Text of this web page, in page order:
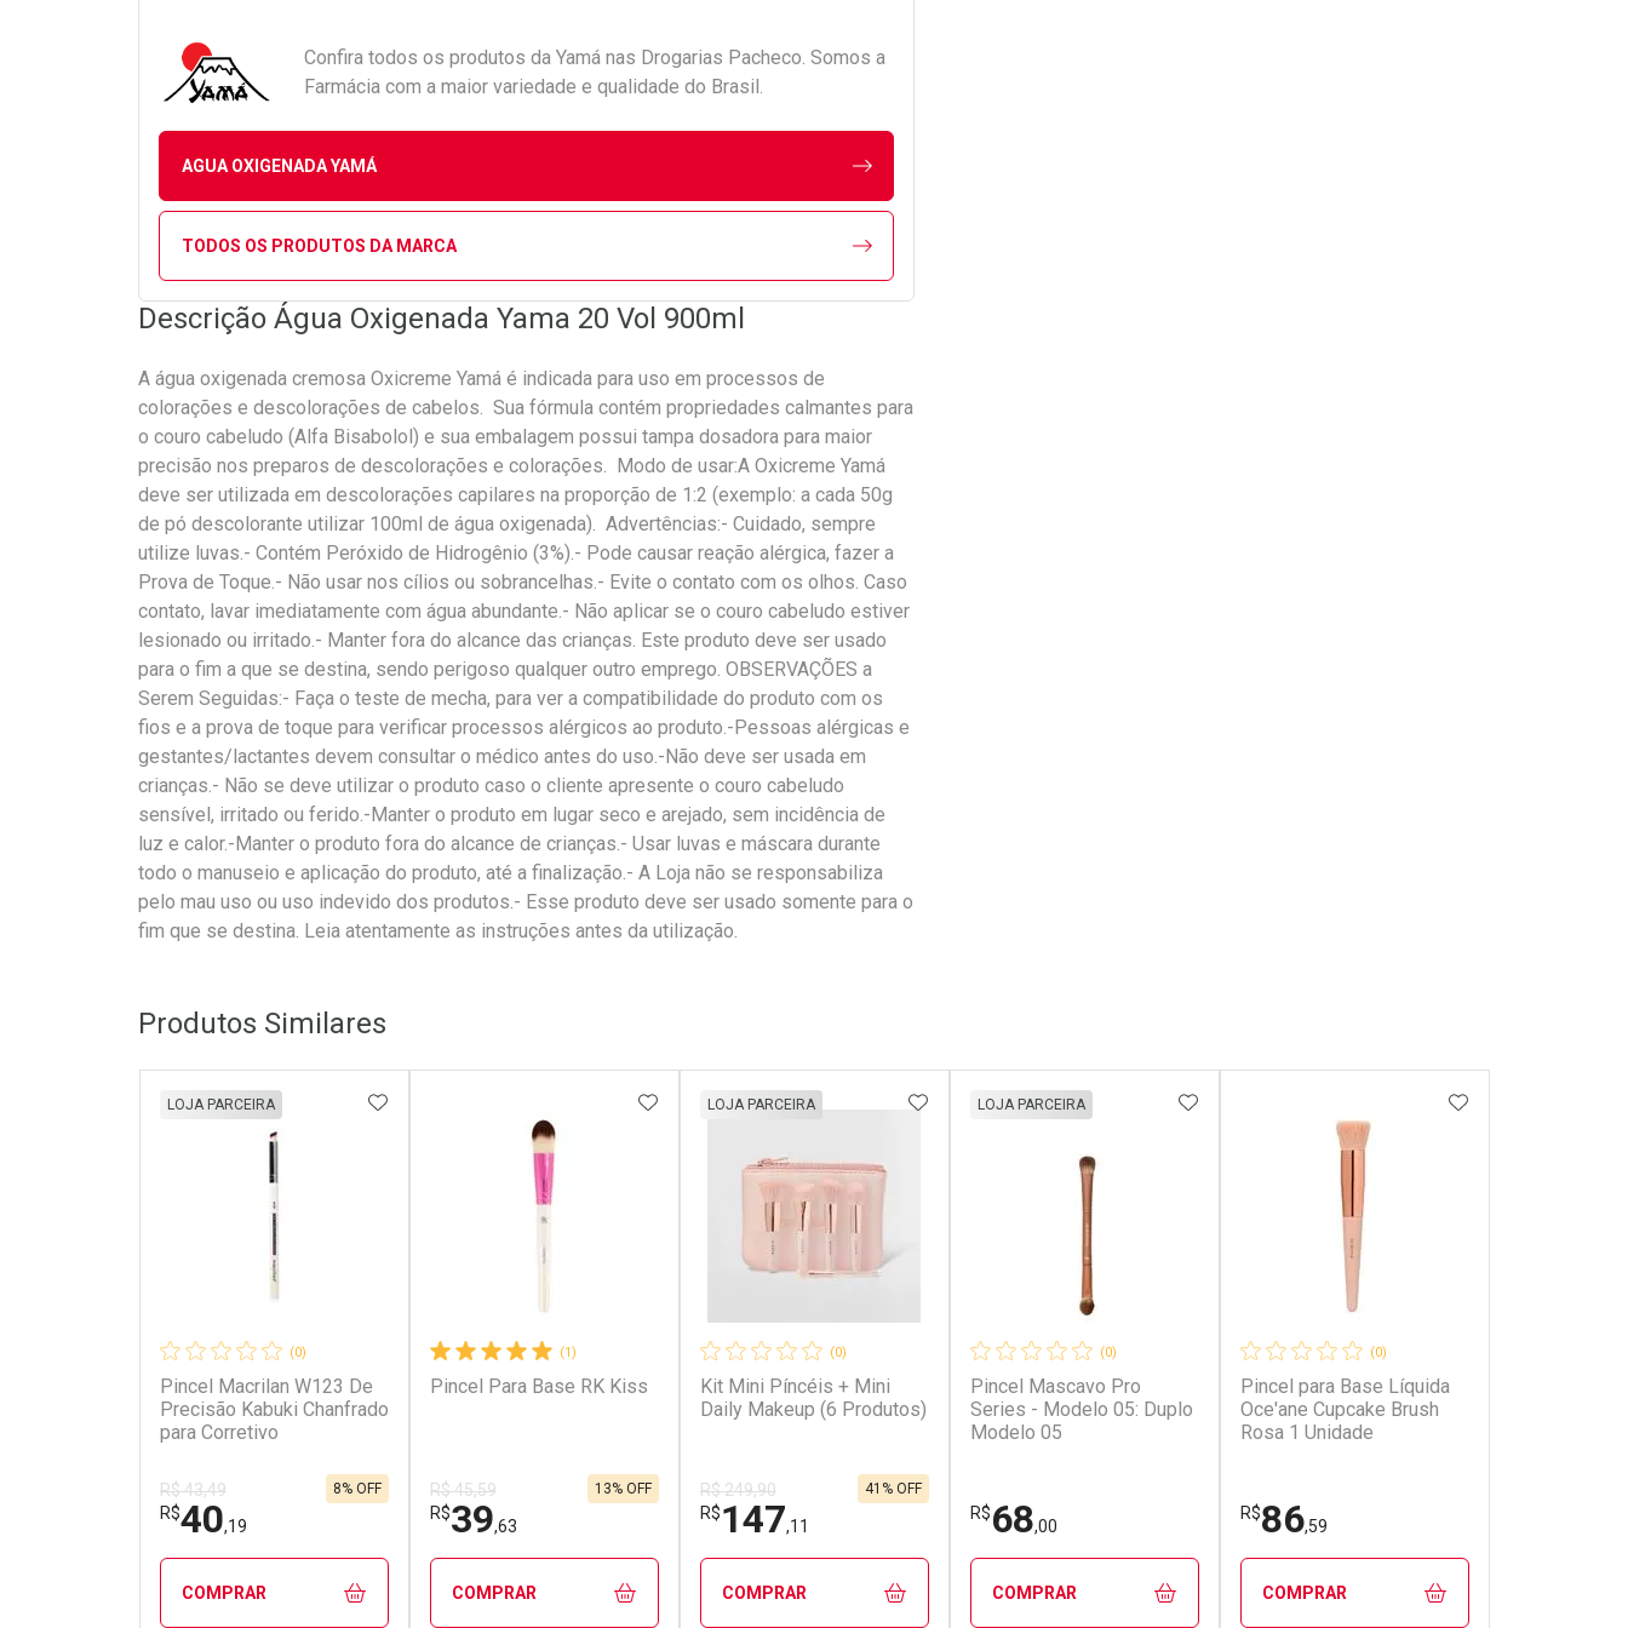
Confira todos os produtos da Yamá nas Drogarias Pacheco. Somos a
Farmácia com a maior variedade e qualidade do Brasil.
AGUA OXIGENADA YAMÁ
TODOS OS PRODUTOS DA MARCA
Descrição Água Oxigenada Yama 20 Vol 900ml
A água oxigenada cremosa Oxicreme Yamá é indicada para uso em processos de
colorações e descolorações de cabelos. Sua fórmula contém propriedades calmantes para
o couro cabeludo (Alfa Bisabolol) e sua embalagem possui tampa dosadora para maior
precisão nos preparos de descolorações e colorações. Modo de usar:A Oxicreme Yamá
deve ser utilizada em descolorações capilares na proporção de 1:2 (exemplo: a cada 50g
de pó descolorante utilizar 100ml de água oxigenada). Advertências:- Cuidado, sempre
utilize luvas.- Contém Peróxido de Hidrogênio (3%).- Pode causar reação alérgica, fazer a
Prova de Toque.- Não usar nos cílios ou sobrancelhas.- Evite o contato com os olhos. Caso
contato, lavar imediatamente com água abundante.- Não aplicar se o couro cabeludo estiver
lesionado ou irritado.- Manter fora do alcance das crianças. Este produto deve ser usado
para o fim a que se destina, sendo perigoso qualquer outro emprego. OBSERVAÇÕES a
Serem Seguidas:- Faça o teste de mecha, para ver a compatibilidade do produto com os
fios e a prova de toque para verificar processos alérgicos ao produto.-Pessoas alérgicas e
gestantes/lactantes devem consultar o médico antes do uso.-Não deve ser usada em
crianças.- Não se deve utilizar o produto caso o cliente apresente o couro cabeludo
sensível, irritado ou ferido.-Manter o produto em lugar seco e arejado, sem incidência de
luz e calor.-Manter o produto fora do alcance de crianças.- Usar luvas e máscara durante
todo o manuseio e aplicação do produto, até a finalização.- A Loja não se responsabiliza
pelo mau uso ou uso indevido dos produtos.- Esse produto deve ser usado somente para o
fim que se destina. Leia atentamente as instruções antes da utilização.
Produtos Similares
(0)
Pincel Macrilan W123 De
Precisão Kabuki Chanfrado
para Corretivo
LOJA PARCEIRA
R$ 43,49
R$40,19
8% OFF
ADICIONAR AOS FAVORITOS
COMPRAR
(1)
Pincel Para Base RK Kiss
R$ 45,59
R$39,63
13% OFF
ADICIONAR AOS FAVORITOS
COMPRAR
(0)
Kit Mini Píncéis + Mini
Daily Makeup (6 Produtos)
LOJA PARCEIRA
R$ 249,90
R$147,11
41% OFF
ADICIONAR AOS FAVORITOS
COMPRAR
(0)
Pincel Mascavo Pro
Series - Modelo 05: Duplo
Modelo 05
LOJA PARCEIRA
R$68,00
ADICIONAR AOS FAVORITOS
COMPRAR
(0)
Pincel para Base Líquida
Oce'ane Cupcake Brush
Rosa 1 Unidade
R$86,59
ADICIONAR AOS
COMPRAR